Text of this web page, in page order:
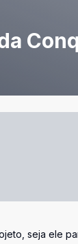
seja ele